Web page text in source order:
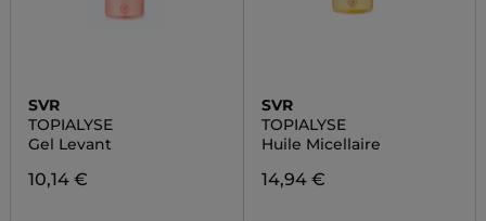
SVR
TOPIALYSE
Gel Levant
10,14 €
SVR
TOPIALYSE
Huile Micellaire
14,94 €